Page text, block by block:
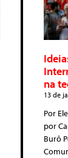
na
13 de
Por
por
Burô